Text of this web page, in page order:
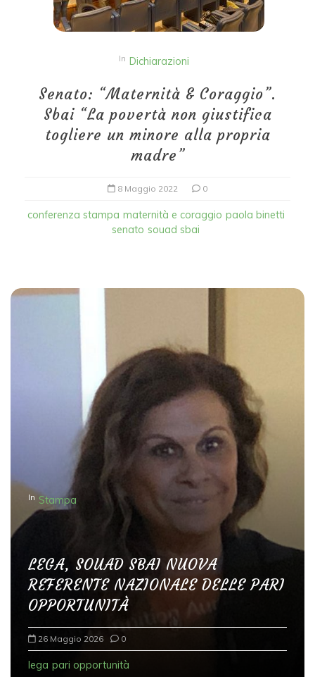
In Dichiarazioni
Senato: “Maternità & Coraggio”.
Sbai “La povertà non giustifica
togliere un minore alla propria
madre”
8 Maggio 2022 0
conferenza stampa maternità e coraggio paola binetti
senato souad sbai
In Stampa
LEGA, SOUAD SBAI NUOVA
REFERENTE NAZIONALE DELLE PARI
OPPORTUNITÀ
26 Maggio 2026 0
lega pari opportunità